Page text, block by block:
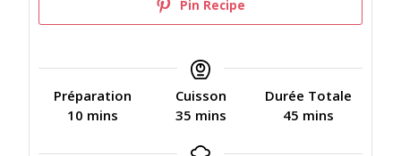
Pin Recipe
Préparation
10mmins
Cuisson
35mmins
Durée Totale
45 m
mins